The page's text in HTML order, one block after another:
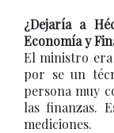
¿Dejaría a
Economía y
El ministro
por se un
persona muy
las finanzas.
mediciones.